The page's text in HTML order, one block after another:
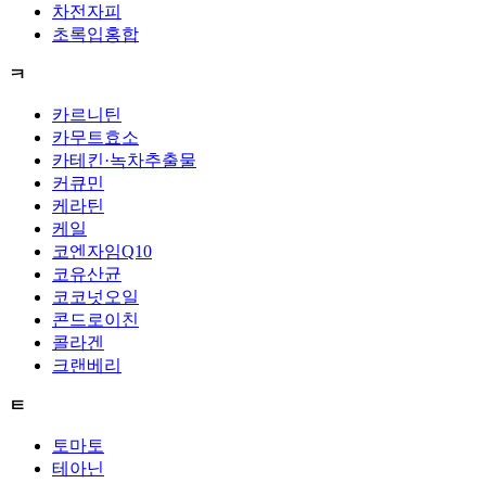
차전자피
초록입홍합
ㅋ
카르니틴
카무트효소
카테킨·녹차추출물
커큐민
케라틴
케일
코엔자임Q10
코유산균
코코넛오일
콘드로이친
콜라겐
크랜베리
ㅌ
토마토
테아닌